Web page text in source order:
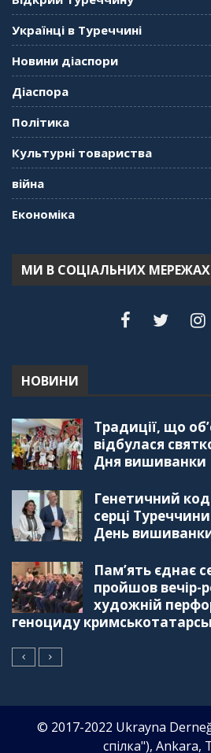
"Дзеркало діаспори".
"Дзеркало діаспори".
Послом
"Дзеркало діаспори".
рада українських
56:20
"Дзеркало діаспори".
59:38
"Дзеркало діаспори",
57:18
"Дзеркало діаспори".
порталу "Укр-Айна"
39:41
Українці в Туреччині
Новини діаспори
Діаспора
Політика
Культурні товариства
війна
Економіка
МИ В СОЦІАЛЬНИХ МЕРЕЖАХ
НОВИНИ
Традиції, що
відбулася
Дня вишиванки
Генетичний код
серці
День
Пам’ять єднає
пройшов вечір-
художній
геноциду
© 2017-2022 Ukrayna
спілка"), Ankara,